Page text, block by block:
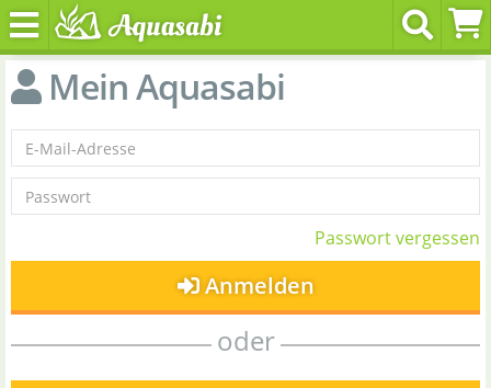
Mein Aquasabi
Passwort vergessen
Anmelden
oder